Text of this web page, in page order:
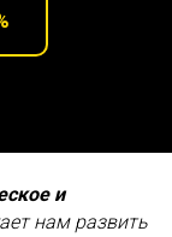
и
нам развить